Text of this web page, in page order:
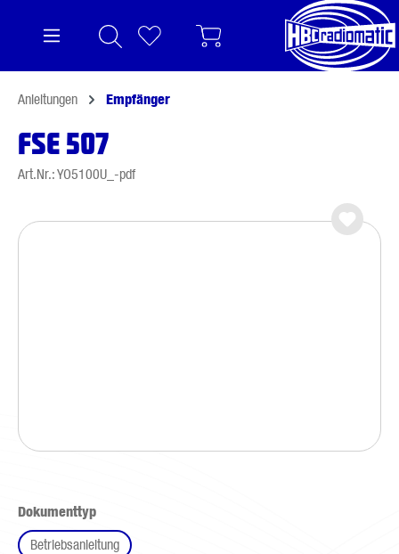
Anleitungen Empfänger
FSE 507
Art.Nr.: YO5100U_-pdf
Bildergalerie überspringen
Dokumenttypauswählen
Betriebsanleitung